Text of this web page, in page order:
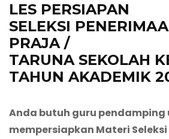
LES PERSIAPAN
SELEKSI
PRAJA /
TARUNASEKOLAH K
TAHUN AKADEMIK
Anda butuh guru pendamping
mempersiapkan Materi Seleksi